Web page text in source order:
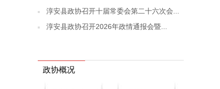
淳安县政协召开十届常委会第二十六次会...
淳安县政协召开2026年政情通报会暨...
政协概况